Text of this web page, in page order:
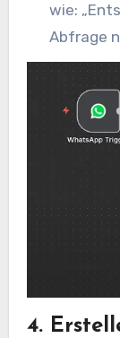
wie:
Abfrage
4.